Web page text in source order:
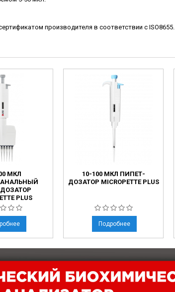
производителя в соответствии с ISO8655.
МКЛ
PLUS
10-100 МКЛ ПИПЕТ-
ДОЗАТОР MICROPETTE PLUS
Подробнее